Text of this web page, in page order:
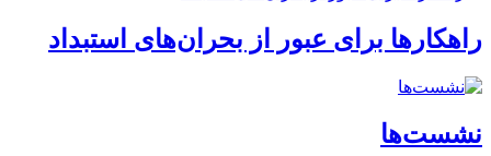
راهکارها برای عبور از بحران‌های استبداد
نشست‌ها